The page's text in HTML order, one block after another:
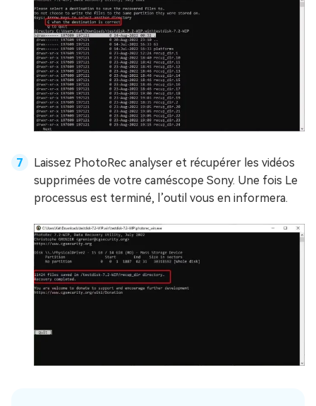
Laissez PhotoRec analyser et récupérer les vidéos
supprimées de votre caméscope Sony. Une fois Le
processus est terminé, l’outil vous en informera.